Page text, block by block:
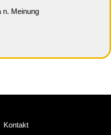
n. Meinung
Kontakt